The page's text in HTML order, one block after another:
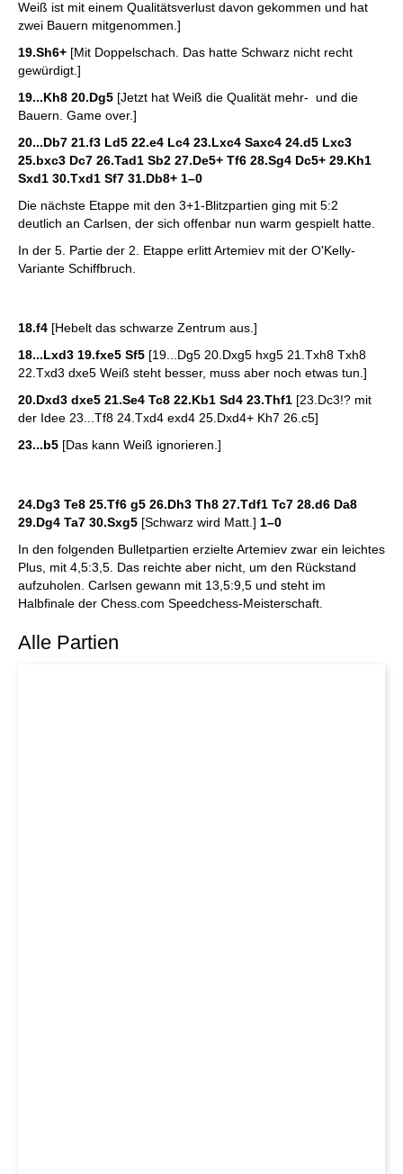
Weiß ist mit einem Qualitätsverlust davon gekommen und hat
zwei Bauern mitgenommen.]
19.Sh6+ [Mit Doppelschach. Das hatte Schwarz nicht recht
gewürdigt.]
19...Kh8 20.Dg5 [Jetzt hat Weiß die Qualität mehr- und die
Bauern. Game over.]
20...Db7 21.f3 Ld5 22.e4 Lc4 23.Lxc4 Saxc4 24.d5 Lxc3
25.bxc3 Dc7 26.Tad1 Sb2 27.De5+ Tf6 28.Sg4 Dc5+ 29.Kh1
Sxd1 30.Txd1 Sf7 31.Db8+ 1–0
Die nächste Etappe mit den 3+1-Blitzpartien ging mit 5:2
deutlich an Carlsen, der sich offenbar nun warm gespielt hatte.
In der 5. Partie der 2. Etappe erlitt Artemiev mit der O'Kelly-
Variante Schiffbruch.
18.f4 [Hebelt das schwarze Zentrum aus.]
18...Lxd3 19.fxe5 Sf5 [19...Dg5 20.Dxg5 hxg5 21.Txh8 Txh8
22.Txd3 dxe5 Weiß steht besser, muss aber noch etwas tun.]
20.Dxd3 dxe5 21.Se4 Tc8 22.Kb1 Sd4 23.Thf1 [23.Dc3!? mit
der Idee 23...Tf8 24.Txd4 exd4 25.Dxd4+ Kh7 26.c5]
23...b5 [Das kann Weiß ignorieren.]
24.Dg3 Te8 25.Tf6 g5 26.Dh3 Th8 27.Tdf1 Tc7 28.d6 Da8
29.Dg4 Ta7 30.Sxg5 [Schwarz wird Matt.] 1–0
In den folgenden Bulletpartien erzielte Artemiev zwar ein leichtes
Plus, mit 4,5:3,5. Das reichte aber nicht, um den Rückstand
aufzuholen. Carlsen gewann mit 13,5:9,5 und steht im
Halbfinale der Chess.com Speedchess-Meisterschaft.
Alle Partien